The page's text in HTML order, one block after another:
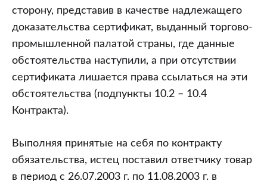
сторону, представив в качестве надлежащего
доказательства сертификат, выданный торгово-
промышленной палатой страны, где данные
обстоятельства наступили, а при отсутствии
сертификата лишается права ссылаться на эти
обстоятельства (подпункты 10.2 – 10.4
Контракта).
Выполняя принятые на себя по контракту
обязательства, истец поставил ответчику товар
в период с 26.07.2003 г. по 11.08.2003 г. в